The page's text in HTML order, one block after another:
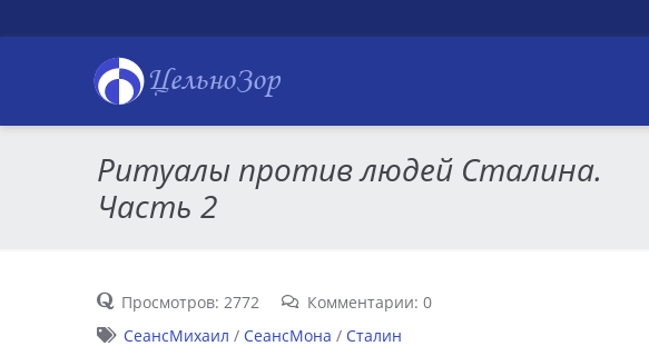
ЦельноЗор
Ритуалы против людей Сталина.
Часть 2
Просмотров: 2772 Комментарии: 0
СеансМихаил / СеансМона / Сталин